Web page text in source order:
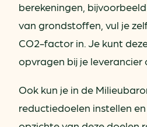
berekeningen,
van grondstoffen, vul je
CO2-factor in. Je kunt
opvragen bij je leverancier
Ook kun je in de
reductiedoelen instellen